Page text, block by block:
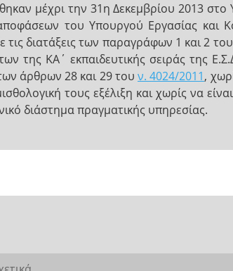
μέχρι την 31η Δεκεμβρίου 2013 στο
του Υπουργού Εργασίας και
διατάξεις των παραγράφων 1 και 2
της ΚΑ΄ εκπαιδευτικής σειράς της
άρθρων 28 και 29 του ν. 4024/2011,
τους εξέλιξη και χωρίς να
διάστημα πραγματικής υπηρεσίας.